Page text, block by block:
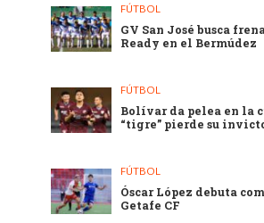
FÚTBOL
GV San José busca
Ready en el Bermúdez
FÚTBOL
Bolívar da pelea en la
“tigre” pierde su
FÚTBOL
Óscar López debuta
Getafe CF